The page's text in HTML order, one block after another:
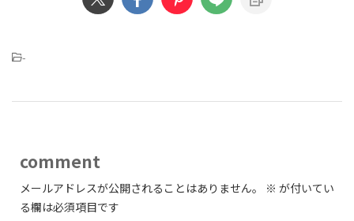
-
comment
メールアドレスが公開されることはありません。 ※ が付いてい
る欄は必須項目です